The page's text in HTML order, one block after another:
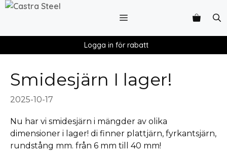
Logga in för rabatt
Smidesjärn I lager!
2025-10-17
Nu har vi smidesjärn i mängder av olika
dimensioner i lager! di finner plattjärn, fyrkantsjärn,
rundstång mm. från 6 mm till 40 mm!